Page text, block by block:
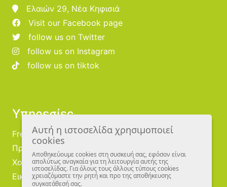
Ελαιών 29, Νέα Κηφισιά
Visit our Facebook page
follow us on Twitter
follow us on Instagram
follow us on tiktok
Υπηρεσίες
Free Publishing
Προμηθευτές
Χονδρική
Εικονογράφοι
Αυτή η ιστοσελίδα χρησιμοποιεί
cookies
Αποθηκεύουμε cookies στη συσκευή σας, εφόσον είναι
απολύτως αναγκαία για τη λειτουργία αυτής της
ιστοσελίδας. Για όλους τους άλλους τύπους cookies
χρειαζόμαστε την ρητή και προ της αποθήκευσης
συγκατάθεσή σας.